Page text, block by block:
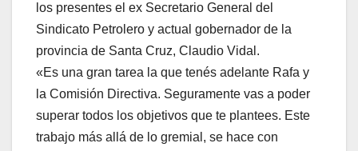
los presentes el ex Secretario General del
Sindicato Petrolero y actual gobernador de la
provincia de Santa Cruz, Claudio Vidal.
«Es una gran tarea la que tenés adelante Rafa y
la Comisión Directiva. Seguramente vas a poder
superar todos los objetivos que te plantees. Este
trabajo más allá de lo gremial, se hace con